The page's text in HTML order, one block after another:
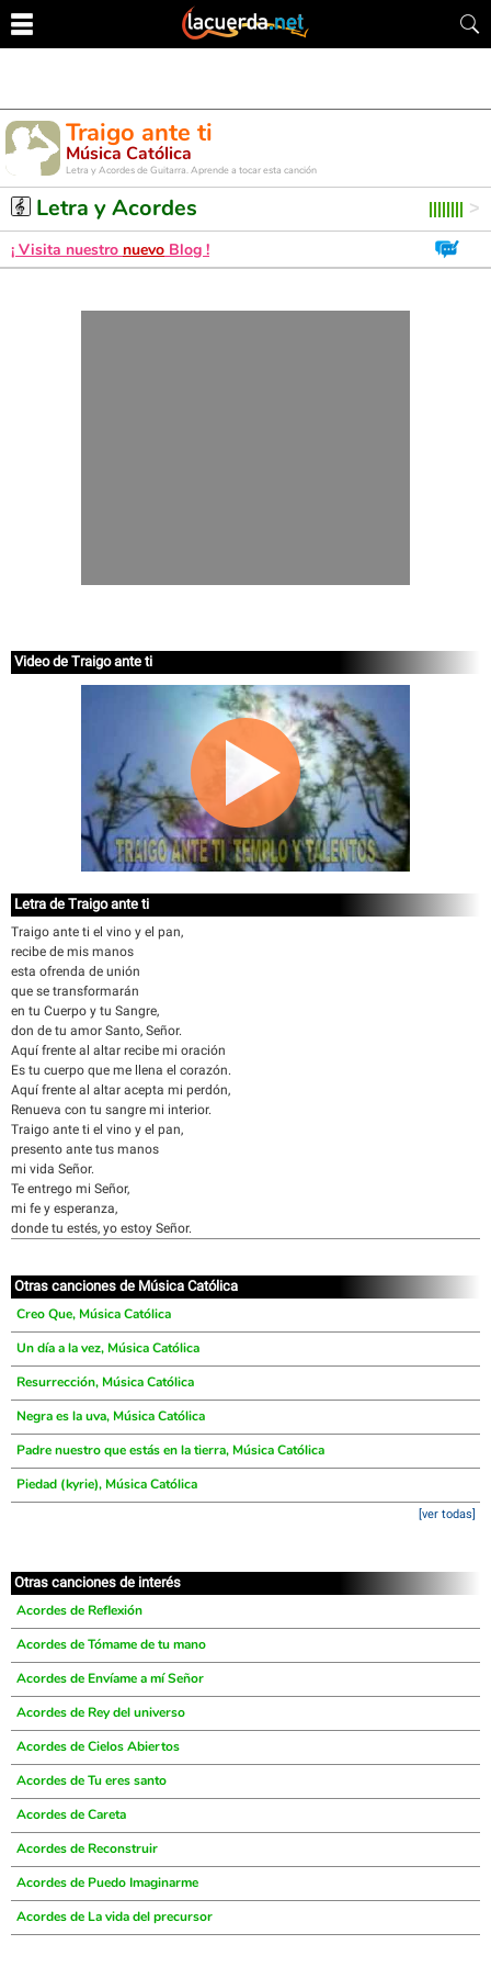
Traigo ante ti
Música Católica
Letra y Acordes de Guitarra. Aprende a tocar esta canción
Letra y Acordes
¡ Visita nuestro nuevo Blog !
Video de Traigo ante ti
Letra de Traigo ante ti
Traigo ante ti el vino y el pan,
recibe de mis manos
esta ofrenda de unión
que se transformarán
en tu Cuerpo y tu Sangre,
don de tu amor Santo, Señor.
Aquí frente al altar recibe mi oración
Es tu cuerpo que me llena el corazón.
Aquí frente al altar acepta mi perdón,
Renueva con tu sangre mi interior.
Traigo ante ti el vino y el pan,
presento ante tus manos
mi vida Señor.
Te entrego mi Señor,
mi fe y esperanza,
donde tu estés, yo estoy Señor.
Otras canciones de Música Católica
Creo Que, Música Católica
Un día a la vez, Música Católica
Resurrección, Música Católica
Negra es la uva, Música Católica
Padre nuestro que estás en la tierra, Música Católica
Piedad (kyrie), Música Católica
[ver todas]
Otras canciones de interés
Acordes de Reflexión
Acordes de Tómame de tu mano
Acordes de Envíame a mí Señor
Acordes de Rey del universo
Acordes de Cielos Abiertos
Acordes de Tu eres santo
Acordes de Careta
Acordes de Reconstruir
Acordes de Puedo Imaginarme
Acordes de La vida del precursor